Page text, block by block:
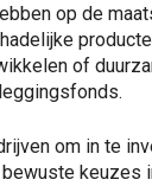
op de
of
om in te